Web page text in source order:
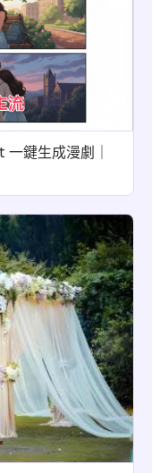
鍵生成漫劇｜